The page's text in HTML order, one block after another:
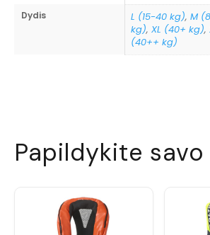
Dydžiai ir spalvos
Mascot siūloma šešių dydžių.
XL — 40+ kg
Jei šuns svoris yra ties dviejų
rekomenduojame rinktis didesnį
Dydis L (15-40 kg), M
kg), XL (40+ kg),
(40++ kg)
Papildykite